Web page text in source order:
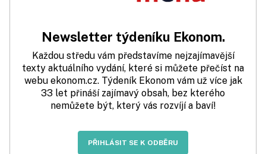
Newsletter týdeníku Ekonom.
Každou středu vám představíme nejzajímavější
texty aktuálního vydání, které si můžete přečíst na
webu ekonom.cz. Týdeník Ekonom vám už více jak
33 let přináší zajímavý obsah, bez kterého
nemůžete být, který vás rozvíjí a baví!
PŘIHLÁSIT SE K ODBĚRU